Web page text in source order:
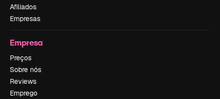
Afiliados
Empresas
Empresa
Preços
Sobre nós
Reviews
Emprego